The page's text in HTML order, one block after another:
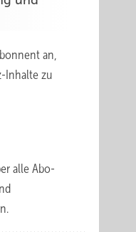
an,
Inhalte zu
alle Abo-